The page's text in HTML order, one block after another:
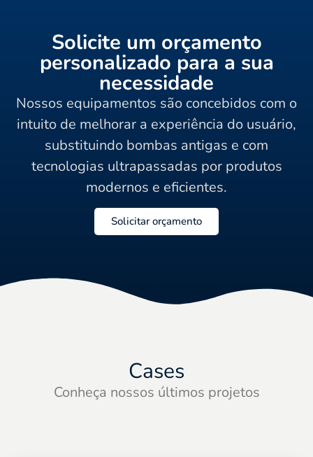
Solicite um orçamento
personalizado para a sua
necessidade
Nossos equipamentos são concebidos com o
intuito de melhorar a experiência do usuário,
substituindo bombas antigas e com
tecnologias ultrapassadas por produtos
modernos e eficientes.
Solicitar orçamento
Cases
Conheça nossos últimos projetos